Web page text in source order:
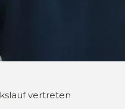
vertreten